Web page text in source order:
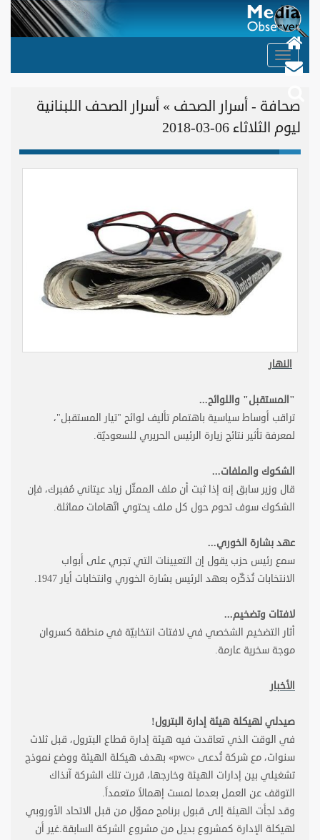
Toggle
navigation
صحافة - أسرار الصحف » أسرار الصحف اللبنانية
ليوم الثلاثاء 06-03-2018
النهار
"المستقبل" واللوائح...
تراقب أوساط سياسية باهتمام تأليف لوائح "تيار المستقبل"،
لمعرفة تأثير نتائج زيارة الرئيس الحريري للسعوديّة.
الشكوك والملفات...
قال وزير سابق إنه إذا ثبت أن ملف الممثّل زياد عيتاني مُفبرك، فإن
الشكوك سوف تحوم حول كل ملف يحتوي اتّهامات مماثلة.
عهد بشارة الخوري...
سمع رئيس حزب يقول إن التعيينات التي تجري على أبواب
الانتخابات تُذكّره بعهد الرئيس بشارة الخوري وانتخابات أيار 1947
.
لافتات وتضخيم...
أثار التضخيم الشخصي في لافتات انتخابيّة في منطقة كسروان
موجة سخرية عارمة.
الأخبار
صيدلي لهيكلة هيئة إدارة البترول!
في الوقت الذي تعاقدت فيه هيئة إدارة قطاع البترول، قبل ثلاث
سنوات، مع شركة تُدعى «pwc» بهدف هيكلة الهيئة ووضع نموذج
تشغيلي بين إدارات الهيئة وخارجها، قررت تلك الشركة آنذاك
التوقف عن العمل بعدما لمست إهمالاً متعمداً.
وقد لجأت الهيئة إلى قبول برنامج مموّل من قبل الاتحاد الأوروبي
لهيكلة الإدارة كمشروع بديل من مشروع الشركة السابقة.غير أن